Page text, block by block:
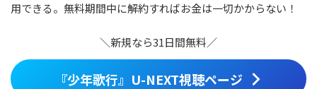
用できる。無料期間中に解約すればお金は一切かからない！
＼新規なら31日間無料／
『少年歌行』U-NEXT視聴ページ